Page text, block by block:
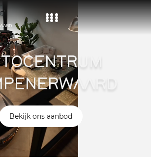
Home
Aanbod
Diensten
Over ons
Vacature
Contact
Bekijk ons aanbod